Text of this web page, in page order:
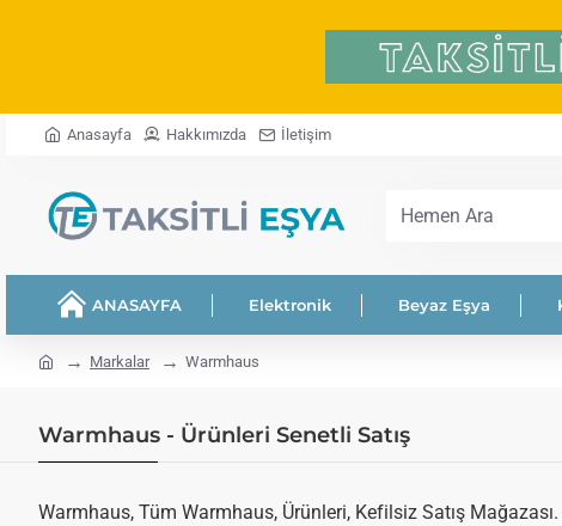
Anasayfa Hakkımızda İletişim
Hemen
ANASAYFA Elektronik Beyaz Eşya
home Markalar Warmhaus
Warmhaus - Ürünleri Senetli Satış
Warmhaus, Tüm Warmhaus, Ürünleri, Kefilsiz Satış